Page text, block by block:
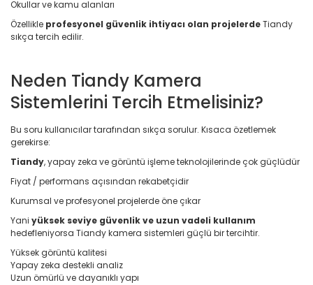
Okullar ve kamu alanları
Özellikle profesyonel güvenlik ihtiyacı olan projelerdeTiandy
sıkça tercih edilir.
Neden Tiandy Kamera
Sistemlerini Tercih Etmelisiniz?
Bu soru kullanıcılar tarafından sıkça sorulur. Kısaca özetlemek
gerekirse:
Tiandy, yapay zeka ve görüntü işleme teknolojilerinde çok güçlüdür
Fiyat / performans açısından rekabetçidir
Kurumsal ve profesyonel projelerde öne çıkar
Yani yüksek seviye güvenlik ve uzun vadeli kullanım
hedefleniyorsa Tiandy kamera sistemleri güçlü bir tercihtir.
Yüksek görüntü kalitesi
Yapay zeka destekli analiz
Uzun ömürlü ve dayanıklı yapı